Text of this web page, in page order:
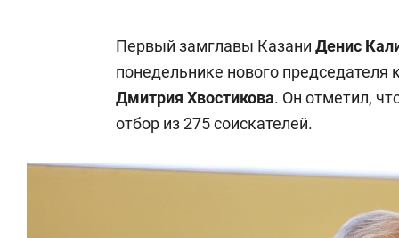
Первый замглавы Казани Денис
понедельнике нового
Дмитрия Хвостикова. Он отметил,
отбор из 275 соискателей.
Рекомендуем
Как ГК «МИР ГРУПП» и ВТБ
создают оазис жилого
комфорта под Казанью
Рекомендуем
150 камер
ID вместо